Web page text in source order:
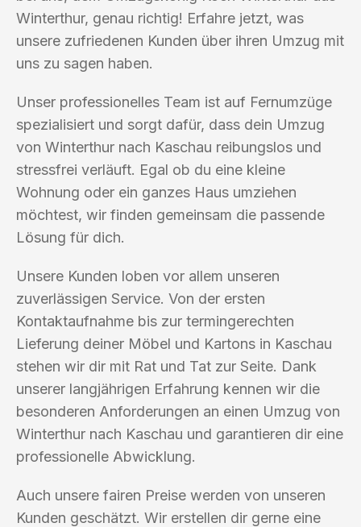
Winterthur, genau richtig! Erfahre jetzt, was
unsere zufriedenen Kunden über ihren Umzug mit
uns zu sagen haben.
Unser professionelles Team ist auf Fernumzüge
spezialisiert und sorgt dafür, dass dein Umzug
von Winterthur nach Kaschau reibungslos und
stressfrei verläuft. Egal ob du eine kleine
Wohnung oder ein ganzes Haus umziehen
möchtest, wir finden gemeinsam die passende
Lösung für dich.
Unsere Kunden loben vor allem unseren
zuverlässigen Service. Von der ersten
Kontaktaufnahme bis zur termingerechten
Lieferung deiner Möbel und Kartons in Kaschau
stehen wir dir mit Rat und Tat zur Seite. Dank
unserer langjährigen Erfahrung kennen wir die
besonderen Anforderungen an einen Umzug von
Winterthur nach Kaschau und garantieren dir eine
professionelle Abwicklung.
Auch unsere fairen Preise werden von unseren
Kunden geschätzt. Wir erstellen dir gerne eine